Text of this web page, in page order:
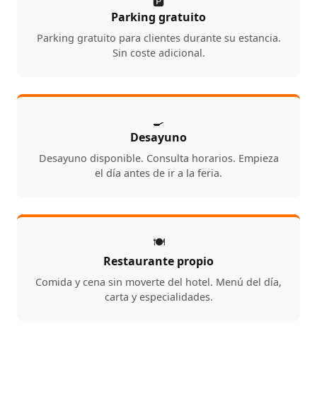
Parking gratuito
Parking gratuito para clientes durante su estancia.
Sin coste adicional.
🍳
Desayuno
Desayuno disponible. Consulta horarios. Empieza
el día antes de ir a la feria.
🍽️
Restaurante propio
Comida y cena sin moverte del hotel. Menú del día,
carta y especialidades.